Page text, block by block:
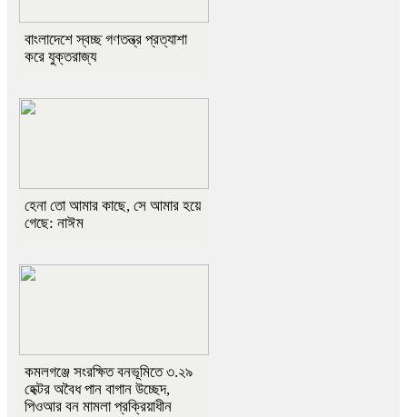
বাংলাদেশে স্বচ্ছ গণতন্ত্র প্রত্যাশা
করে যুক্তরাজ্য
হেনা তো আমার কাছে, সে আমার হয়ে
গেছে: নাঈম
কমলগঞ্জে সংরক্ষিত বনভূমিতে ৩.২৯
হেক্টর অবৈধ পান বাগান উচ্ছেদ,
পিওআর বন মামলা প্রক্রিয়াধীন